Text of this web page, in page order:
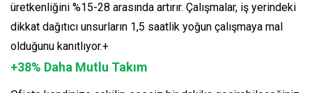
üretkenliğini %15-28 arasında artırır. Çalışmalar, iş yerindeki
dikkat dağıtıcı unsurların 1,5 saatlik yoğun çalışmaya mal
olduğunu kanıtlıyor.+
+38% Daha Mutlu Takım